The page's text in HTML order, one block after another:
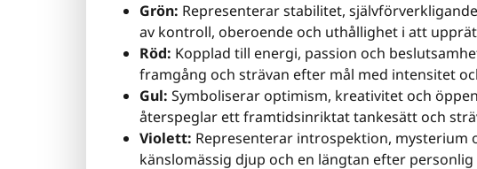
Grön: Representerar stabilitet,
av kontroll, oberoende och uthållighet i att
Röd: Kopplad till energi, passion och
framgång och strävan efter mål med intensitet
Gul: Symboliserar optimism, kreativitet och
återspeglar ett framtidsinriktat tankesätt och
Violett: Representerar introspektion,
känslomässig djup och en längtan efter